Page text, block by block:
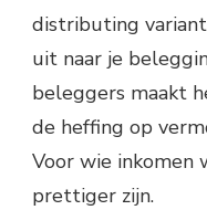
distributing
uit naar je
beleggers maakt
de heffing op
Voor wie inkomen
prettiger zijn.